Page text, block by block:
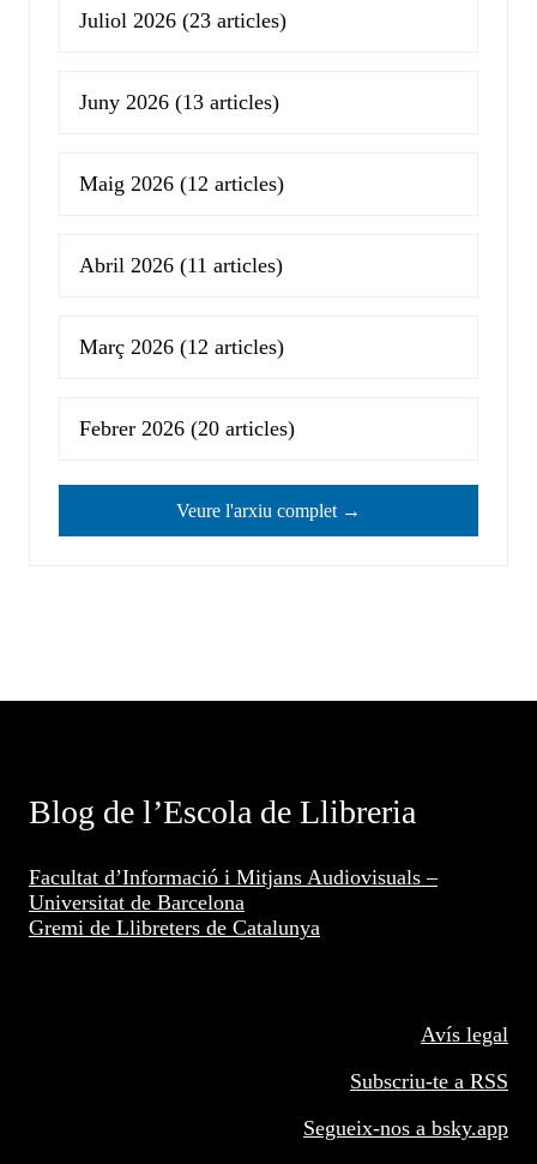
Juliol 2026 (23 articles)
Juny 2026 (13 articles)
Maig 2026 (12 articles)
Abril 2026 (11 articles)
Març 2026 (12 articles)
Febrer 2026 (20 articles)
Veure l'arxiu complet →
Blog de l’Escola de Llibreria
Facultat d’Informació i Mitjans Audiovisuals –
Universitat de Barcelona
Gremi de Llibreters de Catalunya
Avís legal
Subscriu-te a RSS
Segueix-nos a bsky.app